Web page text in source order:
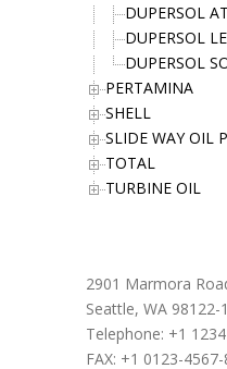
DUPERSOL
DUPERSOL
DUPERSOL
PERTAMINA
SHELL
SLIDE WAY OIL
TOTAL
TURBINE OIL
2901 Marmora
Seattle, WA 98122-
Telephone: +1
FAX: +1 0123-